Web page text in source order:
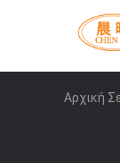
Αρχική